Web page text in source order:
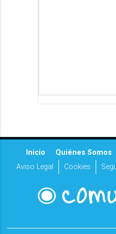
Inicio Quiénes Somos
Aviso Legal
Cookies